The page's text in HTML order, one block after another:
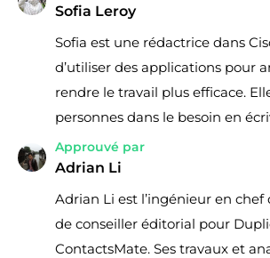
Sofia Leroy
Sofia est une rédactrice dans
d’utiliser des applications pour
rendre le travail plus efficace.
personnes dans le besoin en
Approuvé par
Adrian Li
Adrian Li est l’ingénieur en
de conseiller éditorial pour
ContactsMate. Ses travaux et